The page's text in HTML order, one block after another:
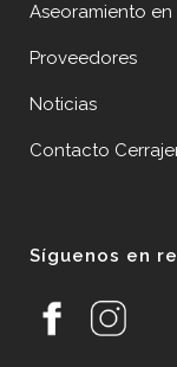
Aseoramiento
Proveedores
Noticias
Contacto
Síguenos en